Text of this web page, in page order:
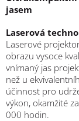
jasem
Laserová
Laserové
obrazu vysoce
vnímaný jas
než u
účinnost pro
výkon, okamžité
000 hodin.